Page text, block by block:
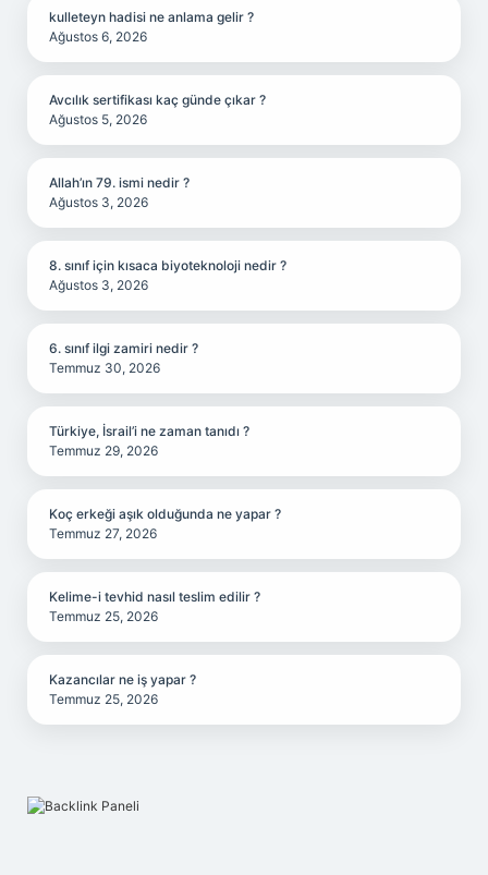
kulleteyn hadisi ne anlama gelir ?
Ağustos 6, 2026
Avcılık sertifikası kaç günde çıkar ?
Ağustos 5, 2026
Allah’ın 79. ismi nedir ?
Ağustos 3, 2026
8. sınıf için kısaca biyoteknoloji nedir ?
Ağustos 3, 2026
6. sınıf ilgi zamiri nedir ?
Temmuz 30, 2026
Türkiye, İsrail’i ne zaman tanıdı ?
Temmuz 29, 2026
Koç erkeği aşık olduğunda ne yapar ?
Temmuz 27, 2026
Kelime-i tevhid nasıl teslim edilir ?
Temmuz 25, 2026
Kazancılar ne iş yapar ?
Temmuz 25, 2026